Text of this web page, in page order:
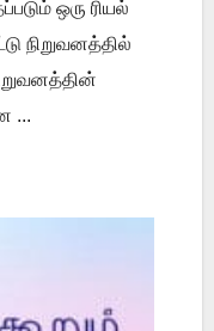
ஒரு ரியல்
நிறுவனத்தில்
...